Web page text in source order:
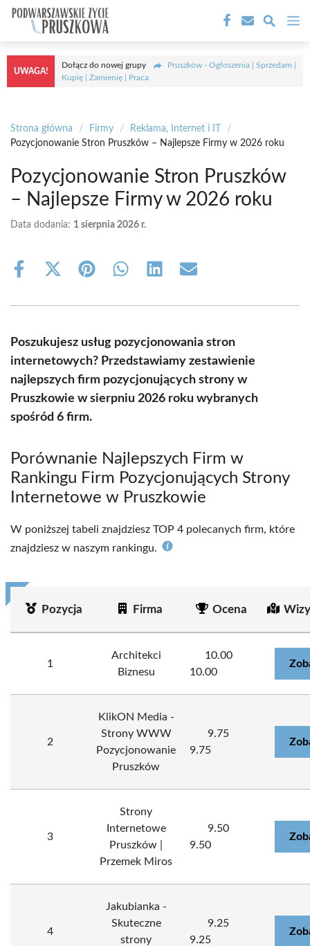
Przejdź
treści
UWAGA!
Dołącz do nowej grupy
Pruszków - Ogłoszenia | Sprzedam |
Kupię | Zamienię | Praca
Strona główna / Firmy / Reklama, Internet i IT
/
Pozycjonowanie Stron Pruszków – Najlepsze Firmy w 2026 roku
Pozycjonowanie Stron Pruszków
– Najlepsze Firmy w 2026 roku
Data dodania: 1 sierpnia 2026 r.
Share
Share
(Twitter)
Share Share Share Share
Poszukujesz usług pozycjonowania stron
internetowych? Przedstawiamy zestawienie
najlepszych firm pozycjonujących strony w
Pruszkowie w sierpniu 2026 roku wybranych
spośród 6 firm.
Porównanie Najlepszych Firm w
Rankingu Firm Pozycjonujących Strony
Internetowe w Pruszkowie
W poniższej tabeli znajdziesz TOP 4 polecanych firm, które
znajdziesz w naszym rankingu.
Pozycja Firma Ocena
1
Architekci
Biznesu
10.00
10.00
2
KlikON Media -
Strony WWW
Pozycjonowanie
Pruszków
9.75
9.75
3
Strony
Internetowe
Pruszków |
Przemek Miros
9.50
9.50
4
Jakubianka -
Skuteczne
strony
9.25
9.25